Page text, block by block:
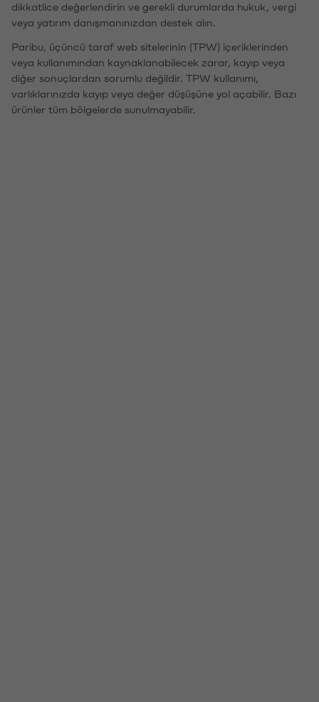
dikkatlice değerlendirin ve gerekli durumlarda hukuk, vergi
veya yatırım danışmanınızdan destek alın.
Paribu, üçüncü taraf web sitelerinin (TPW) içeriklerinden
veya kullanımından kaynaklanabilecek zarar, kayıp veya
diğer sonuçlardan sorumlu değildir. TPW kullanımı,
varlıklarınızda kayıp veya değer düşüşüne yol açabilir. Bazı
ürünler tüm bölgelerde sunulmayabilir.